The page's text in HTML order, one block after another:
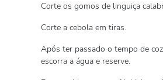
Corte os gomos de linguiça
Corte a cebola em tiras.
Após ter passado o tempo de
escorra a água e reserve.